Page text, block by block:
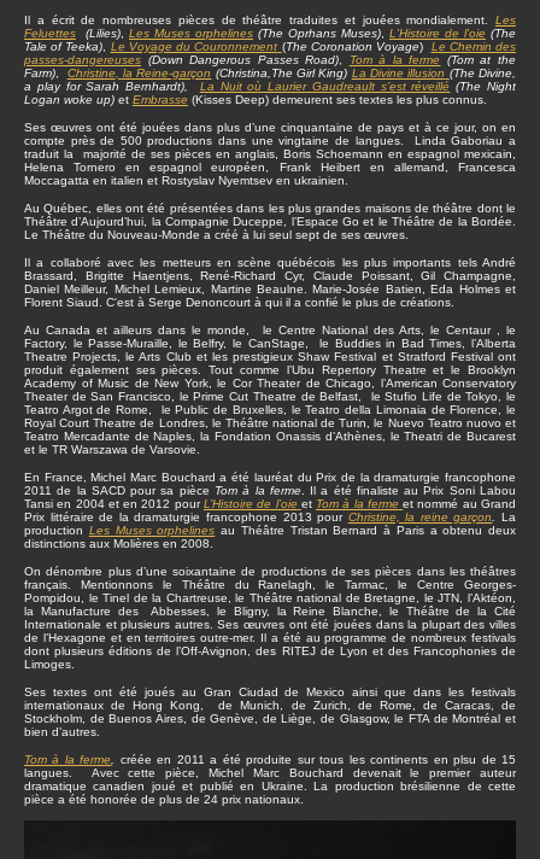
Il a écrit de nombreuses pièces de théâtre traduites et jouées mondialement. Les
Feluettes (Lilies) Les Muses orphelines (The Oprhans Muses) L'Histoire de l'oie (The
Tale of Teeka)
Le Voyage du Couronnement (The Coronation Voyage) Le Chemin des
passes-dangereuses (Down Dangerous Passes Road) Tom à la ferme
(Tom at the
Farm)
Christine , la Reine-garçon (Christina,The Girl King) La Divine illusion (The Divine,
a play for Sarah Bernhardt),
La Nuit où Laurier Gaudreault s’est réveillé (The Night
Logan woke up) et Embrasse (Kisses Deep) demeurent ses textes les plus connus.
Ses œuvres ont été jouées dans plus d’une cinquantaine de pays et à ce jour, on en
compte près de 500 productions dans une vingtaine de langues. Linda Gaboriau a
traduit la majorité de ses pièces en anglais, Boris Schoemann en espagnol mexicain,
Helena Tornero en espagnol européen, Frank Heibert en allemand, Francesca
Moccagatta en italien et Rostyslav Nyemtsev en ukrainien.
Au Québec, elles ont été présentées dans les plus grandes maisons de théâtre dont le
Théâtre d’Aujourd’hui, la Compagnie Duceppe, l’Espace Go et le Théâtre de la Bordée.
Le Théâtre du Nouveau-Monde a créé à lui seul sept de ses œuvres.
Il a collaboré avec les metteurs en scène québécois les plus importants tels André
Brassard, Brigitte Haentjens, René-Richard Cyr, Claude Poissant, Gil Champagne,
Daniel Meilleur, Michel Lemieux, Martine Beaulne. Marie-Josée Batien, Eda Holmes et
Florent Siaud. C'est à Serge Denoncourt à qui il a confié le plus de créations.
Au Canada et ailleurs dans le monde, le Centre National des Arts, le Centaur , le
Factory, le Passe-Muraille, le Belfry, le CanStage, le Buddies in Bad Times, l’Alberta
Theatre Projects, le Arts Club et les prestigieux Shaw Festival et Stratford Festival ont
produit également ses pièces. Tout comme l’Ubu Repertory Theatre et le Brooklyn
Academy of Music de New York, le Cor Theater de Chicago, l’American Conservatory
Theater de San Francisco, le Prime Cut Theatre de Belfast, le Stufio Life de Tokyo, le
Teatro Argot de Rome, le Public de Bruxelles, le Teatro della Limonaia de Florence, le
Royal Court Theatre de Londres, le Théâtre national de Turin, le Nuevo Teatro nuovo et
Teatro Mercadante de Naples, la Fondation Onassis d’Athènes, le Theatri de Bucarest
et le TR Warszawa de Varsovie.
En France, Michel Marc Bouchard a été lauréat du Prix de la dramaturgie francophone
2011 de la SACD pour sa pièce Tom à la ferme. Il a été finaliste au Prix Soni Labou
Tansi en 2004 et en 2012 pourL’Histoire de l’oie et Tom à la ferme et nommé au Grand
Prix littéraire de la dramaturgie francophone 2013 pour Christine, la reine garçon .La
production Les Muses orphelines au Théâtre Tristan Bernard à Paris a obtenu deux
distinctions aux Molières en 2008.
On dénombre plus d’une soixantaine de productions de ses pièces dans les théâtres
français. Mentionnons le Théâtre du Ranelagh, le Tarmac, le Centre Georges-
Pompidou, le Tinel de la Chartreuse, le Théâtre national de Bretagne, le JTN, l’Aktéon,
la Manufacture des Abbesses, le Bligny, la Reine Blanche, le Théâtre de la Cité
Internationale et plusieurs autres. Ses œuvres ont été jouées dans la plupart des villes
de l’Hexagone et en territoires outre-mer. Il a été au programme de nombreux festivals
dont plusieurs éditions de l’Off-Avignon, des RITEJ de Lyon et des Francophonies de
Limoges.
Ses textes ont été joués au Gran Ciudad de Mexico ainsi que dans les festivals
internationaux de Hong Kong, de Munich, de Zurich, de Rome, de Caracas, de
Stockholm, de Buenos Aires, de Genève, de Liège, de Glasgow, le FTA de Montréal et
bien d’autres.
Tom à la ferme
créée en 2011 a été produite sur tous les continents en plsu de 15
langues. Avec cette pièce, Michel Marc Bouchard devenait le premier auteur
dramatique canadien joué et publié en Ukraine. La production brésilienne de cette
pièce a été honorée de plus de 24 prix nationaux.